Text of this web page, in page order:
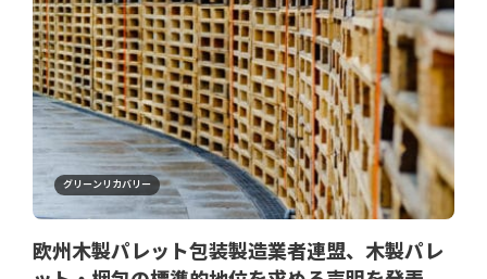
グリーンリカバリー
欧州木製パレット包装製造業者連盟、木製パレ